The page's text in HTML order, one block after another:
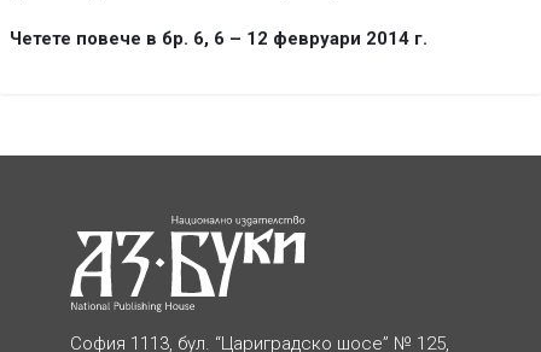
Четете повече в бр. 6, 6 – 12 февруари 2014 г.
София 1113, бул. “Цариградско шосе” № 125,